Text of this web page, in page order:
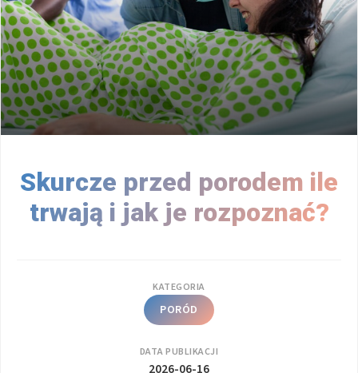
Skurcze przed porodem ile
trwają i jak je rozpoznać?
KATEGORIA
PORÓD
DATA PUBLIKACJI
2026-06-16